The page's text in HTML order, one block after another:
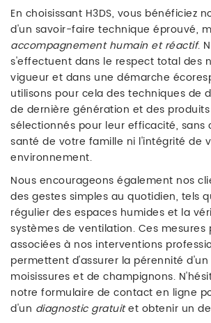
En choisissant H3DS, vous bénéficiez
d'un savoir-faire technique éprouvé,
accompagnement humain et réactif.
s'effectuent dans le respect total des
vigueur et dans une démarche
utilisons pour cela des techniques de
de dernière génération et des
sélectionnés pour leur efficacité,
santé de votre famille ni l'intégrité de
environnement.
Nous encourageons également nos
des gestes simples au quotidien, tels
régulier des espaces humides et la
systèmes de ventilation. Ces mesures
associées à nos interventions
permettent d'assurer la pérennité
moisissures et de champignons.
notre formulaire de contact en ligne
d'un diagnostic gratuitet obtenir un